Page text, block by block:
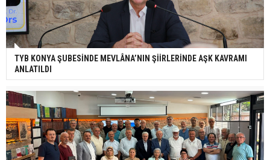
TYB KONYA ŞUBESİNDE MEVLÂNA’NIN ŞİİRLERİNDE AŞK KAVRAMI
ANLATILDI